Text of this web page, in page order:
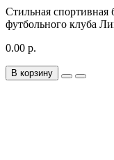
Стильная спортивная
футбольного клуба
0.00 р.
В корзину